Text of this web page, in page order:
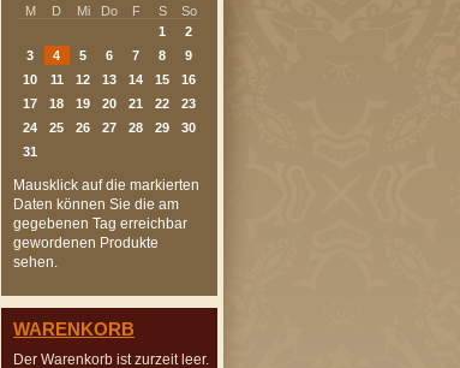
M D Mi Do F S
So
1
2
3
4 5 6 7 8
9
10
11 12 13 14 15
16
17
18 19 20 21 22
23
24
25 26 27 28 29
30
31
Mausklick auf die markierten
Daten können Sie die am
gegebenen Tag erreichbar
gewordenen Produkte
sehen.
WARENKORB
Der Warenkorb ist zurzeit leer.